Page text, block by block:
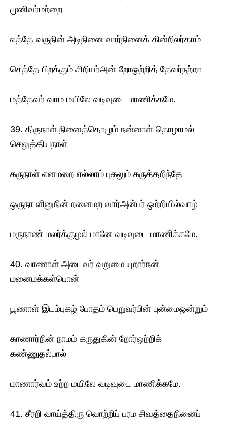
முனிவர்மற்றை
எத்தே வருநின் அடிநினை வார்நினைக் கின்றிலர்தாம்
செத்தே பிறக்கும் சிறியர்அன் றோஒற்றித் தேவர்நற்றா
மத்தேவர் வாம மயிலே வடிவுடை மாணிக்கமே.
39. திருநாள் நினைத்தொழும் நன்னாள் தொழாமல்
செலுத்தியநாள்
கருநாள் எனமறை எல்லாம் புகலும் கருத்தறிந்தே
ஒருநா ளினுநின் றனைமற வார்அன்பர் ஒற்றியில்வாழ்
மருநாண் மலர்க்குழல் மானே வடிவுடை மாணிக்கமே.
40. வாணாள் அடைவர் வறுமை யுறார்நன்
மனைமக்கள்பொன்
பூணாள் இடம்புகழ் போதம் பெறுவர்பின் புன்மைஒன்றும்
காணார்நின் நாமம் கருதுகின் றோர்ஒற்றிக்
கண்ணுதல்பால்
மாணார்வம் உற்ற மயிலே வடிவுடை மாணிக்கமே.
41. சீரறி வாய்த்திரு வொற்றிப் பரம சிவத்தைநினைப்